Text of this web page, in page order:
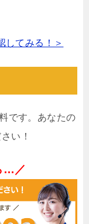
してみる！＞
です。あなたの
い！
…／